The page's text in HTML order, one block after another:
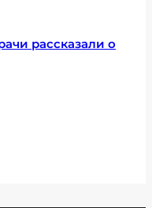
рассказали о